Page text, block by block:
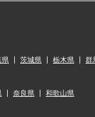
県 茨城県 栃木県 群
奈良県 和歌山県